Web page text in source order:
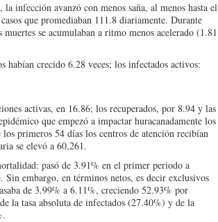
infección avanzó con menos saña, al menos hasta el
que promediaban 111.8 diariamente. Durante
se acumulaban a ritmo menos acelerado (1.81
habían crecido 6.28 veces; los infectados activos:
activas, en 16.86; los recuperados, por 8.94 y las
que empezó a impactar huracanadamente los
primeros 54 días los centros de atención recibían
se elevó a 60,261.
pasó de 3.91% en el primer periodo a
embargo, en términos netos, es decir exclusivos
de 3.99% a 6.11%, creciendo 52.93% por
la tasa absoluta de infectados (27.40%) y de la